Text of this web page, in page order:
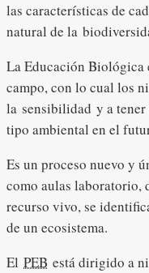
las características de
natural de la
La Educación Biológica
campo, con lo cual los
la sensibilidad y a
tipo ambiental en el
Es un proceso nuevo y
como aulas laboratorio,
recurso vivo, se
de un ecosistema.
El PEB está dirigido a